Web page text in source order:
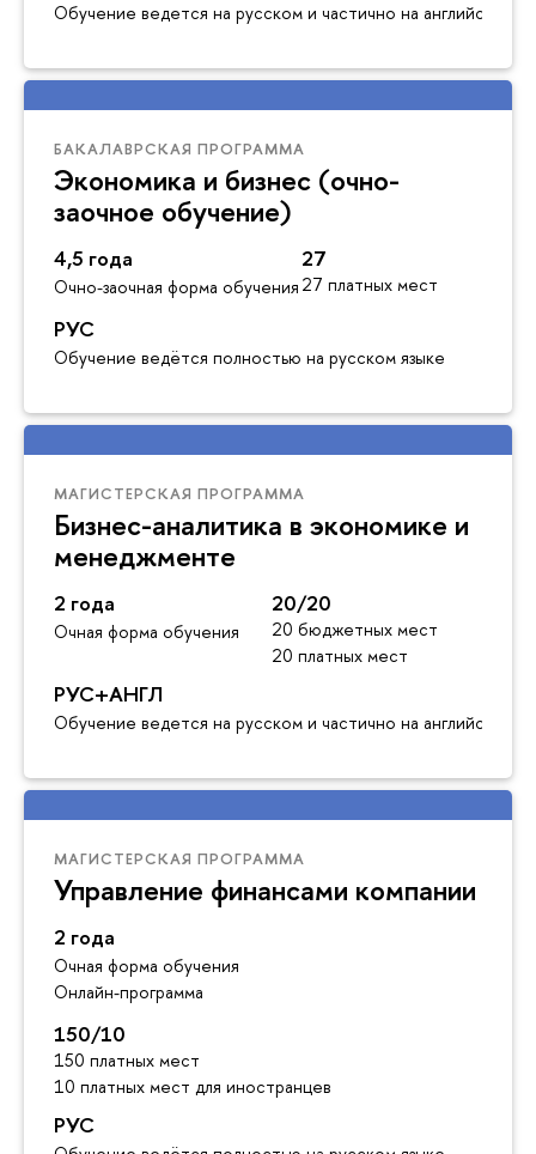
Обучение ведется на русском и частично на английском
БАКАЛАВРСКАЯ ПРОГРАММА
Экономика и бизнес (очно-
заочное обучение)
4,5 года
Очно-заочная форма обучения
27
27 платных мест
РУС
Обучение ведётся полностью на русском языке
МАГИСТЕРСКАЯ ПРОГРАММА
Бизнес-аналитика в экономике и
менеджменте
2 года
Очная форма обучения
20/20
20 бюджетных мест
20 платных мест
РУС+АНГЛ
Обучение ведется на русском и частично на английском
МАГИСТЕРСКАЯ ПРОГРАММА
Управление финансами компании
2 года
Очная форма обучения
Онлайн-программа
150/10
150 платных мест
10 платных мест для иностранцев
РУС